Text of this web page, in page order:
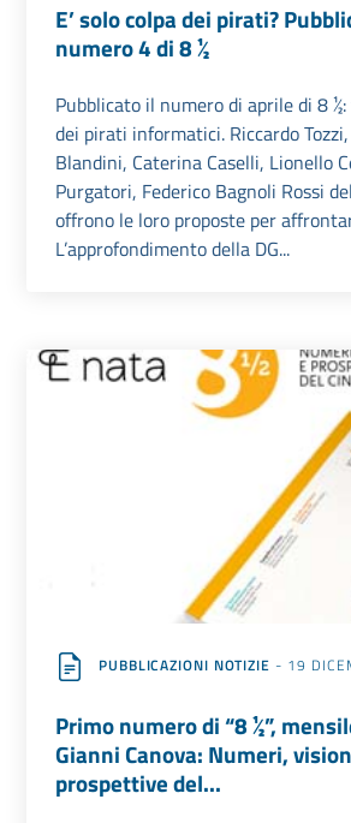
E’ solo colpa dei pirati?
numero 4 di 8 ½
Pubblicato il numero di aprile di 8
dei pirati informatici. Riccardo
Blandini, Caterina Caselli, Lionello
Purgatori, Federico Bagnoli Rossi
offrono le loro proposte per
L’approfondimento della DG...
PUBBLICAZIONI NOTIZIE - 19
Primo numero di “8 ½”,
Gianni Canova: Numeri,
prospettive del...